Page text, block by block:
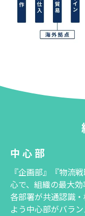
中心部
『企画部』『物流
心で、組織の最大効
各部署が共通認識
よう中心部がバラン